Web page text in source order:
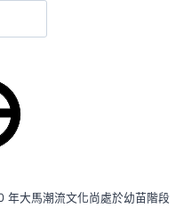
年大馬潮流文化尚處於幼苗階段